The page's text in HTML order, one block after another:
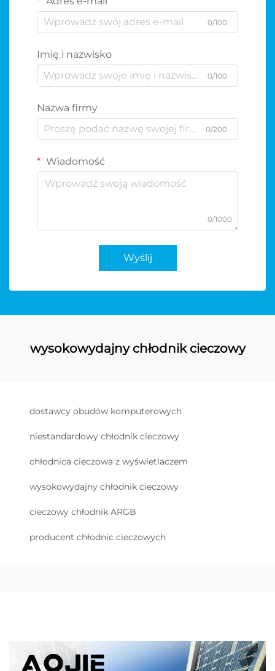
0/100
Imię i nazwisko
0/100
Nazwa firmy
0/200
Wiadomość
0/1000
Wyślij
wysokowydajny chłodnik cieczowy
dostawcy obudów komputerowych
niestandardowy chłodnik cieczowy
chłodnica cieczowa z wyświetlaczem
wysokowydajny chłodnik cieczowy
cieczowy chłodnik ARGB
producent chłodnic cieczowych